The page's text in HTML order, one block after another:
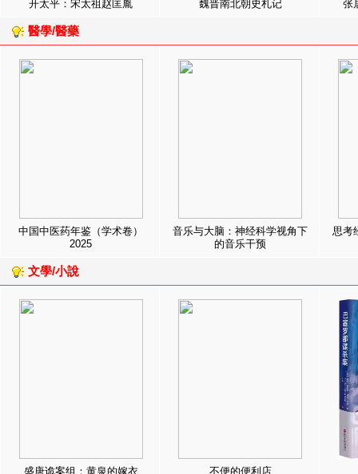
开太平：宋太祖赵匡胤 魏晋南北朝史札记 张
醫學/醫藥
中国中医药年鉴（学术卷）
2025
音乐与大脑：神经科学视角下
的音乐干预
思考
文學/小說
盛唐诡案组：黄泉的嫁衣 不便的便利店